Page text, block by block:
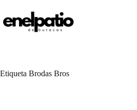
contenido
Etiqueta Brodas Bros